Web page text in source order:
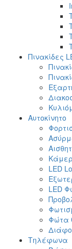
Πινακίδες
Αυτοκίνητο
LED
LED
Φώτα
Τηλέφωνα